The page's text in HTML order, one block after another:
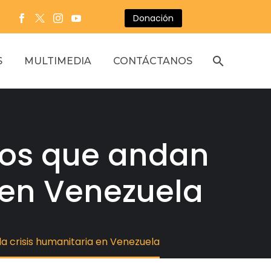
Donación
MULTIMEDIA CONTÁCTANOS
que andan
Venezuela
crisis humanitaria en Venezuela